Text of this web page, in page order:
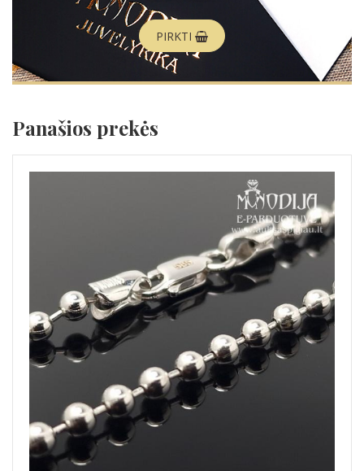
PIRKTI
Panašios prekės